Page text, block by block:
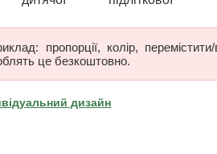
пропорції, колір, перемістити/
це безкоштовно.
дизайн